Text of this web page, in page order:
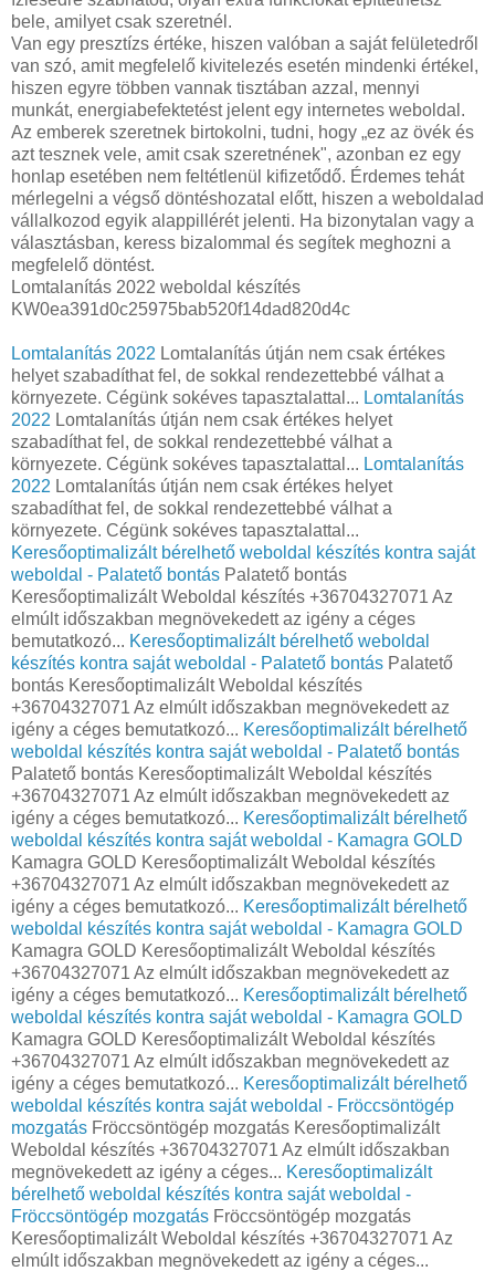
bele, amilyet csak szeretnél.
Van egy presztízs értéke, hiszen valóban a saját felületedről
van szó, amit megfelelő kivitelezés esetén mindenki értékel,
hiszen egyre többen vannak tisztában azzal, mennyi
munkát, energiabefektetést jelent egy internetes weboldal.
Az emberek szeretnek birtokolni, tudni, hogy „ez az övék és
azt tesznek vele, amit csak szeretnének", azonban ez egy
honlap esetében nem feltétlenül kifizetődő. Érdemes tehát
mérlegelni a végső döntéshozatal előtt, hiszen a weboldalad
vállalkozod egyik alappillérét jelenti. Ha bizonytalan vagy a
választásban, keress bizalommal és segítek meghozni a
megfelelő döntést.
Lomtalanítás 2022 weboldal készítés
KW0ea391d0c25975bab520f14dad820d4c
Lomtalanítás 2022 Lomtalanítás útján nem csak értékes
helyet szabadíthat fel, de sokkal rendezettebbé válhat a
környezete. Cégünk sokéves tapasztalattal... Lomtalanítás
2022 Lomtalanítás útján nem csak értékes helyet
szabadíthat fel, de sokkal rendezettebbé válhat a
környezete. Cégünk sokéves tapasztalattal... Lomtalanítás
2022 Lomtalanítás útján nem csak értékes helyet
szabadíthat fel, de sokkal rendezettebbé válhat a
környezete. Cégünk sokéves tapasztalattal...
Keresőoptimalizált bérelhető weboldal készítés kontra saját
weboldal - Palatető bontás Palatető bontás
Keresőoptimalizált Weboldal készítés +36704327071 Az
elmúlt időszakban megnövekedett az igény a céges
bemutatkozó... Keresőoptimalizált bérelhető weboldal
készítés kontra saját weboldal - Palatető bontás Palatető
bontás Keresőoptimalizált Weboldal készítés
+36704327071 Az elmúlt időszakban megnövekedett az
igény a céges bemutatkozó... Keresőoptimalizált bérelhető
weboldal készítés kontra saját weboldal - Palatető bontás
Palatető bontás Keresőoptimalizált Weboldal készítés
+36704327071 Az elmúlt időszakban megnövekedett az
igény a céges bemutatkozó... Keresőoptimalizált bérelhető
weboldal készítés kontra saját weboldal - Kamagra GOLD
Kamagra GOLD Keresőoptimalizált Weboldal készítés
+36704327071 Az elmúlt időszakban megnövekedett az
igény a céges bemutatkozó... Keresőoptimalizált bérelhető
weboldal készítés kontra saját weboldal - Kamagra GOLD
Kamagra GOLD Keresőoptimalizált Weboldal készítés
+36704327071 Az elmúlt időszakban megnövekedett az
igény a céges bemutatkozó... Keresőoptimalizált bérelhető
weboldal készítés kontra saját weboldal - Kamagra GOLD
Kamagra GOLD Keresőoptimalizált Weboldal készítés
+36704327071 Az elmúlt időszakban megnövekedett az
igény a céges bemutatkozó... Keresőoptimalizált bérelhető
weboldal készítés kontra saját weboldal - Fröccsöntögép
mozgatás Fröccsöntögép mozgatás Keresőoptimalizált
Weboldal készítés +36704327071 Az elmúlt időszakban
megnövekedett az igény a céges... Keresőoptimalizált
bérelhető weboldal készítés kontra saját weboldal -
Fröccsöntögép mozgatás Fröccsöntögép mozgatás
Keresőoptimalizált Weboldal készítés +36704327071 Az
elmúlt időszakban megnövekedett az igény a céges...